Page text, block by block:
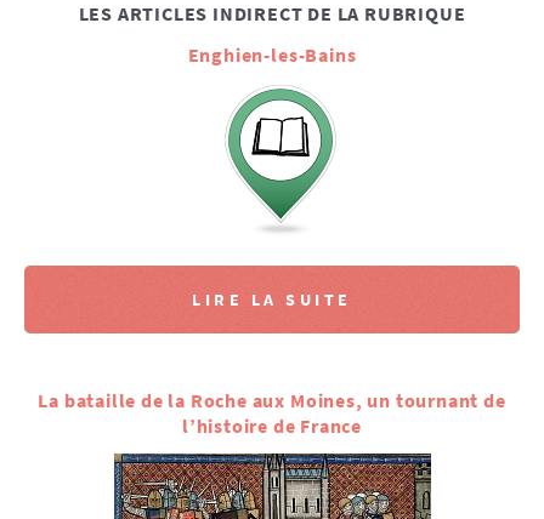
LES ARTICLES INDIRECT DE LA RUBRIQUE
Enghien-les-Bains
LIRE LA SUITE
La bataille de la Roche aux Moines, un tournant de
l’histoire de France